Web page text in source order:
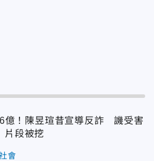
億！陳昱瑄昔宣導反詐 譏受害
片段被挖
會